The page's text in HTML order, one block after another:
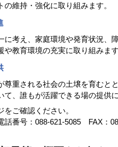
維持・強化に取り組みます。
考え、家庭環境や発育状況、
教育環境の充実に取り組みます
重される社会の土壌を育むと
、誰もが活躍できる場の提供
ご確認ください。
話番号：088-621-5085 FAX：